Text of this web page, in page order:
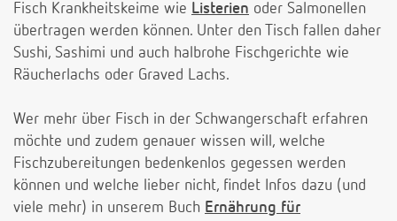
Fisch Krankheitskeime wie Listerien oder Salmonellen
übertragen werden können. Unter den Tisch fallen daher
Sushi, Sashimi und auch halbrohe Fischgerichte wie
Räucherlachs oder Graved Lachs.
Wer mehr über Fisch in der Schwangerschaft erfahren
möchte und zudem genauer wissen will, welche
Fischzubereitungen bedenkenlos gegessen werden
können und welche lieber nicht, findet Infos dazu (und
viele mehr) in unserem Buch Ernährung für